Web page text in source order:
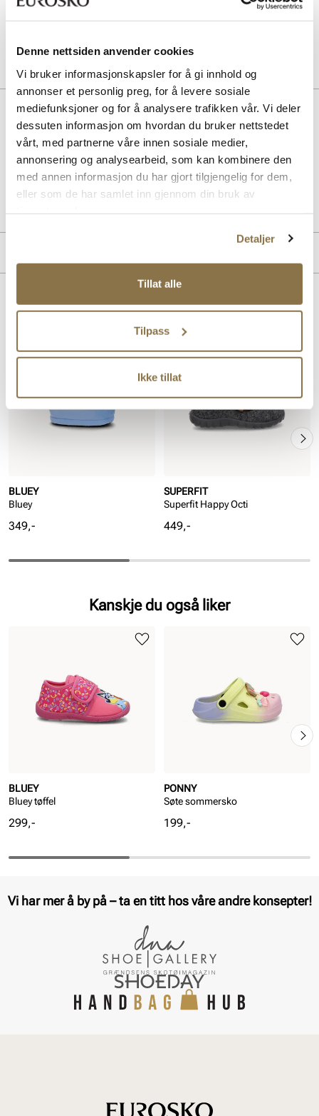
Denne nettsiden anvender cookies
Vi bruker informasjonskapsler for å gi innhold og
annonser et personlig preg, for å levere sosiale
mediefunksjoner og for å analysere trafikken vår. Vi deler
dessuten informasjon om hvordan du bruker nettstedet
vårt, med partnerne våre innen sosiale medier,
annonsering og analysearbeid, som kan kombinere den
med annen informasjon du har gjort tilgjengelig for dem,
eller som de har samlet inn gjennom din bruk av
Detaljer
Tillat alle
Tilpass
Ikke tillat
Klikk og hent innen 30 minutter
Gratis retur i butikk
Beskrivelse
Tøffel med motiv fra Bluey. Tøffelen har borrelås som sikrer enkel
tilpasning til barnefoten. Fleksibel gummisåle som gir godt grep.
Art. nr 88457001
Lignende produkter
BLUEY
Bluey
Pris
349,-
SUPERFIT
Superfit Happy Octi
Pris
449,-
Kanskje du også liker
BLUEY
Bluey tøffel
Pris
299,-
PONNY
Søte sommersko
Pris
199,-
Vi har mer å by på – ta en titt hos våre andre konsepter!